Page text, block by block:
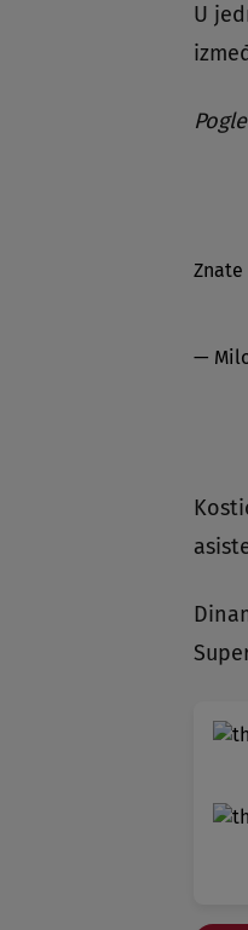
U
Znate
—